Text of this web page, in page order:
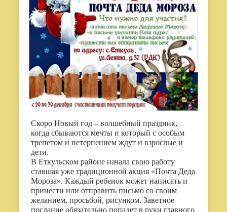
Скоро Новый год – волшебный праздник,
когда сбываются мечты и который с особым
трепетом и нетерпением ждут и взрослые и
дети.
В Еткульском районе начала свою работу
ставшая уже традиционной акция «Почта Деда
Мороза». Каждый ребенок может написать и
принести или отправить письмо со своим
желанием, просьбой, рисунком. Заветное
послание обязательно попадет в руки главного